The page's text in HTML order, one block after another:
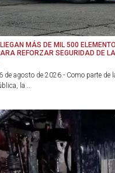
MÁS DE MIL 500
REFORZAR SEGURIDAD DE
de agosto de 2026.- Como parte de
la...